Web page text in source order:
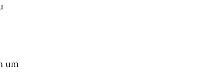
um